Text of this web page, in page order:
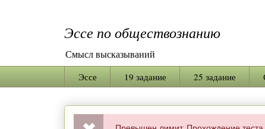
Эссе по обществознанию
Смысл высказываний
Эссе 19 задание 25 задание